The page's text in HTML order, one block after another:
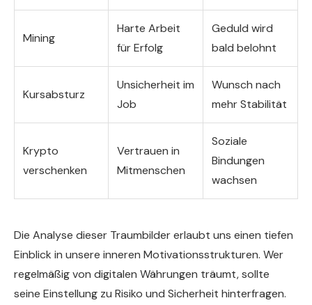
Mining
Harte Arbeit
für Erfolg
Geduld wird
bald belohnt
Kursabsturz
Unsicherheit im
Job
Wunsch nach
mehr Stabilität
Krypto
verschenken
Vertrauen in
Mitmenschen
Soziale
Bindungen
wachsen
Die Analyse dieser Traumbilder erlaubt uns einen tiefen
Einblick in unsere inneren Motivationsstrukturen. Wer
regelmäßig von digitalen Währungen träumt, sollte
seine Einstellung zu Risiko und Sicherheit hinterfragen.